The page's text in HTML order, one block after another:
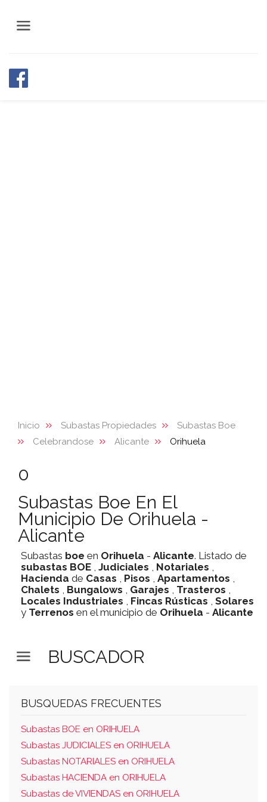
Inicio Subastas Propiedades
Subastas Boe
Celebrandose
Alicante Orihuela
0
Subastas Boe En El
Municipio De Orihuela -
Alicante
Subastas boe en Orihuela - Alicante. Listado de
subastas BOE , Judiciales , Notariales ,
Hacienda de Casas , Pisos , Apartamentos ,
Chalets , Bungalows , Garajes , Trasteros ,
Locales Industriales , Fincas Rústicas , Solares
y Terrenos en el municipio de Orihuela - Alicante
BUSCADOR
BUSQUEDAS FRECUENTES
Subastas BOE en ORIHUELA
Subastas JUDICIALES en ORIHUELA
Subastas NOTARIALES en ORIHUELA
Subastas HACIENDA en ORIHUELA
Subastas de VIVIENDAS en ORIHUELA